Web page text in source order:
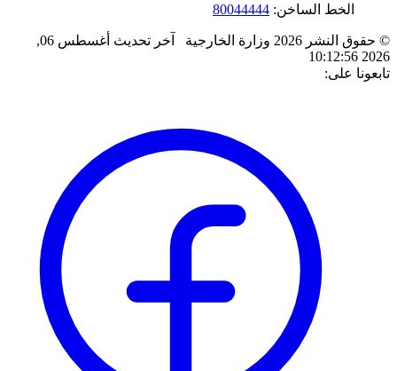
الخط الساخن: 80044444
© حقوق النشر 2026 وزارة الخارجية آخر تحديث
أغسطس 06,
2026 10:12:56
تابعونا على: